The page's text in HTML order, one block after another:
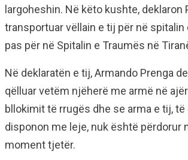
largoheshin. Në këto kushte, deklaron
transportuar vëllain e tij për në spitalin
pas për në Spitalin e Traumës në
Në deklaratën e tij, Armando Prenga
qëlluar vetëm njëherë me armë në
bllokimit të rrugës dhe se arma e tij, të
disponon me leje, nuk është përdorur
moment tjetër.